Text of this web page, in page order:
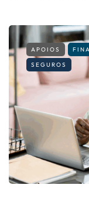
APOIOS
SEGUROS